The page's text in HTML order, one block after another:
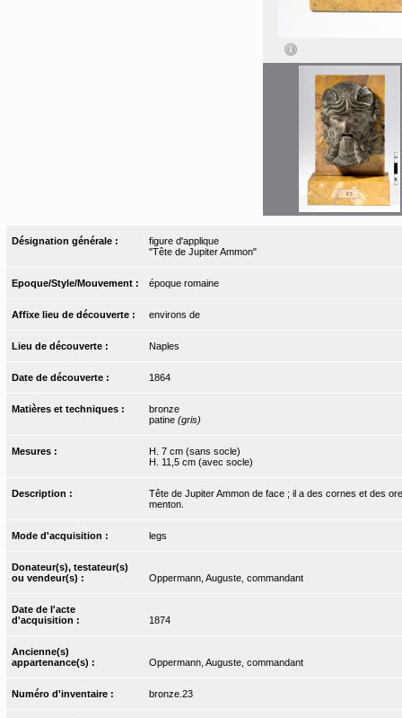
Désignation générale :
figure d'applique
"Tête de Jupiter Ammon"
Epoque/Style/Mouvement : époque romaine
Affixe lieu de découverte : environs de
Lieu de découverte : Naples
Date de découverte : 1864
Matières et techniques :
bronze
patine (gris)
Mesures :
H. 7 cm (sans socle)
H. 11,5 cm (avec socle)
Description :
Tête de Jupiter Ammon de face ; il a des cornes et des
menton.
Mode d'acquisition : legs
Donateur(s), testateur(s)
ou vendeur(s) :
Oppermann, Auguste, commandant
Date de l'acte
d'acquisition :
1874
Ancienne(s)
appartenance(s) :
Oppermann, Auguste, commandant
Numéro d'inventaire : bronze.23